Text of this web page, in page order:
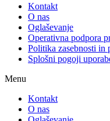
Kontakt
O nas
Oglaševanje
Operativna podpora
Politika zasebnosti in
Splošni pogoji
Menu
Kontakt
O nas